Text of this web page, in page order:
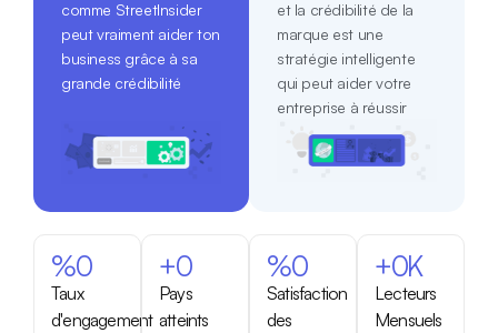
comme StreetInsider
peut vraiment aider ton
business grâce à sa
grande crédibilité
et la crédibilité de la
marque est une
stratégie intelligente
qui peut aider votre
entreprise à réussir
Taux
d'engagement
%0
Pays
atteints
+0
Satisfaction
des
%0
Lecteurs
Mensuels
+0K